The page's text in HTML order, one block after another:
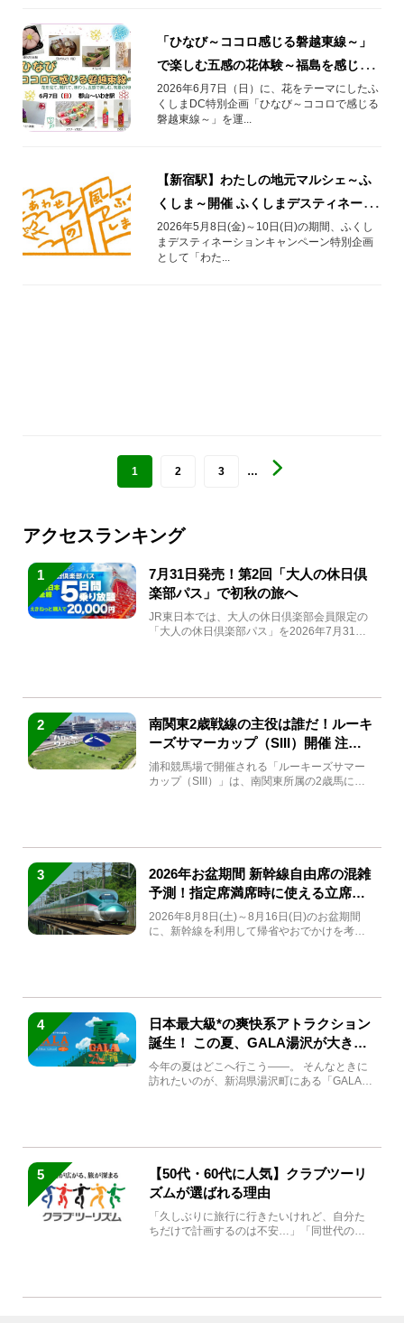
「ひなび～ココロ感じる磐越東線～」
で楽しむ五感の花体験～福島を感じる1
日限定列車旅～
2026年6月7日（日）に、花をテーマにしたふ
くしまDC特別企画「ひなび～ココロで感じる
磐越東線～」を運...
【新宿駅】わたしの地元マルシェ～ふ
くしま～開催 ふくしまデスティネーシ
ョンキャンペーン特別企画
2026年5月8日(金)～10日(日)の期間、ふくし
まデスティネーションキャンペーン特別企画
として「わた...
1 2 3 …
アクセスランキング
1
7月31日発売！第2回「大人の休日倶
楽部パス」で初秋の旅へ
JR東日本では、大人の休日倶楽部会員限定の
「大人の休日倶楽部パス」を2026年7月31日
2
南関東2歳戦線の主役は誰だ！ルーキ
ーズサマーカップ（SIII）開催 注目
馬と見どころをチェック
浦和競馬場で開催される「ルーキーズサマー
カップ（SIII）」は、南関東所属の2歳馬によ
3
2026年お盆期間 新幹線自由席の混雑
予測！指定席満席時に使える立席特
急券も解説
2026年8月8日(土)～8月16日(日)のお盆期間
に、新幹線を利用して帰省やおでかけを考え
4
日本最大級*の爽快系アトラクション
誕生！ この夏、GALA湯沢が大きく
生まれ変わる
今年の夏はどこへ行こう――。 そんなときに
訪れたいのが、新潟県湯沢町にある「GALA湯
5
【50代・60代に人気】クラブツーリ
ズムが選ばれる理由
「久しぶりに旅行に行きたいけれど、自分た
ちだけで計画するのは不安…」「同世代の方